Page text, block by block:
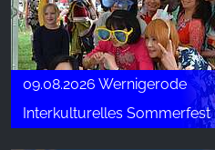
09.08.2026 Wernigerode
Interkulturelles Sommerfest
Google Analytics
Name:
_ga, _gid, _gac_gb_
Provider: